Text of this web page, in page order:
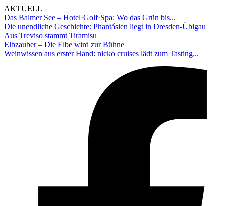
AKTUELL
Das Balmer See – Hotel·Golf·Spa: Wo das Grün bis...
Die unendliche Geschichte: Phantásien liegt in Dresden-Übigau
Aus Treviso stammt Tiramisu
Elbzauber – Die Elbe wird zur Bühne
Weinwissen aus erster Hand: nicko cruises lädt zum Tasting...